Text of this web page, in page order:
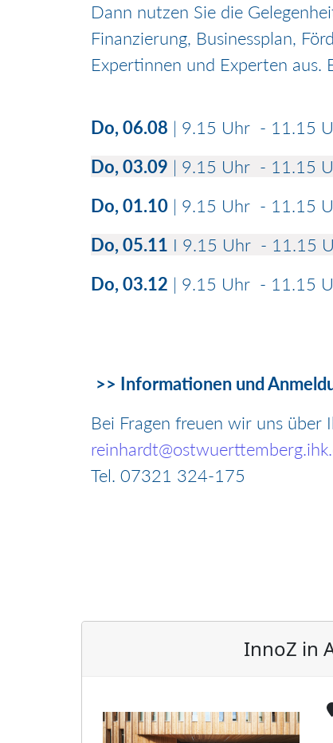
Dann nutzen Sie die
Finanzierung, Businessplan,
Expertinnen und Experten aus.
Do, 06.08 | 9.15 Uhr - 11.15
Do, 03.09 | 9.15 Uhr - 11.15
Do, 01.10 | 9.15 Uhr - 11.15
Do, 05.11 I 9.15 Uhr - 11.15
Do, 03.12 | 9.15 Uhr - 11.15
>> Informationen und
Bei Fragen freuen wir uns über
Tel. 07321 324-175
InnoZ in